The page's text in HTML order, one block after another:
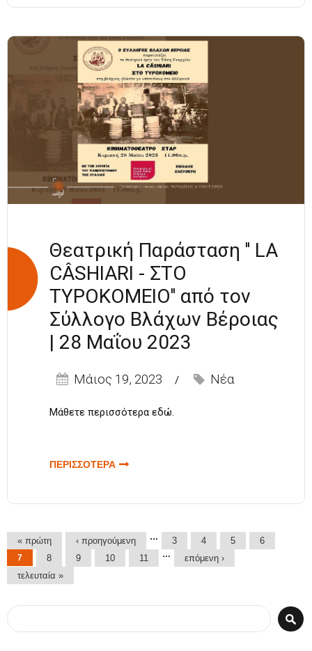
ΠΑΝΑΓΙΑΣ
ΣΟΥΜΕΛΑ
ΔΗΜΟΥ
ΘΕΡΜΗΣ
ΣΥΜΜΕΤΕΙΧΕ
ΣΤΗΝ
ΕΚΔΗΛΩΣΗ
“MOMMAY
FESTIVAL”
Θεατρική Παράσταση '' LA
CÂSHIARI - ΣΤΟ
ΤΥΡΟΚΟΜΕΙΟ'' από τον
Σύλλογο Βλάχων Βέροιας
| 28 Μαΐου 2023
Μάιος 19, 2023 Νέα
Μάθετε περισσότερα εδώ.
ΠΕΡΙΣΣΟΤΕΡΑ ΓΙΑ ΘΕΑΤΡΙΚΗ
ΑΠΟ ΤΟΝ
ΣΥΛΛΟΓΟ
Σελίδες
« πρώτη ‹ προηγούμενη … 3 4 5 6
7 8 9 10 11 …
επόμενη ›
τελευταία »
Φόρμα αναζήτησης
Αναζήτηση